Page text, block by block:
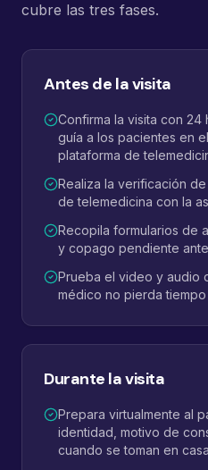
cubre las tres fases.
Antes de la visita
Confirma la visita con
guía a los pacientes en
plataforma de
Realiza la verificación
de telemedicina con la
Recopila formularios de
y copago pendiente
Prueba el video y audio
médico no pierda
Durante la visita
Prepara virtualmente al
identidad, motivo de
cuando se toman en casa